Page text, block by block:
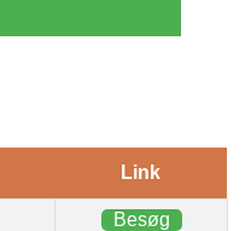
Link
Besøg